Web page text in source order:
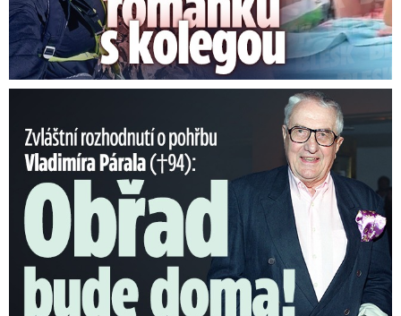
Nečekané rozhodnutí o pohřbu Párala (†94): Obřad bude doma!